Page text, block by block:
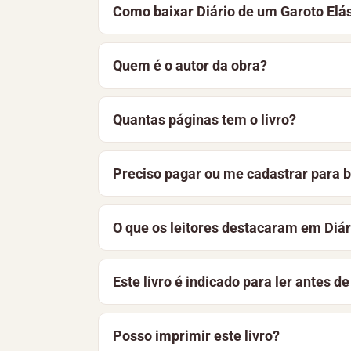
Como baixar Diário de um Garoto
Para baixar Diário de um Garoto
algum. Você também pode optar por
Quem é o autor da obra?
Diário de um Garoto Elástico é de
Literatura Infantil.
Quantas páginas tem o livro?
Diário de um Garoto Elástico tem 68
download gratuito. Nesta página, você
Preciso pagar ou me cadastrar para
Não. O livro está disponível
aprimoramos constantemente a
O que os leitores destacaram em
Entre os pontos mais destacados
destacaram” e deixar a sua avaliação
Este livro é indicado para ler antes
Sim, o e-book Diário de um Garoto
noturna relaxante.
Posso imprimir este livro?